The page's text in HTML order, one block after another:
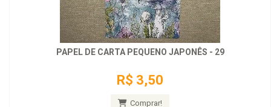
PAPEL DE CARTA PEQUENO JAPONÊS - 29
R$ 3,50
Comprar!